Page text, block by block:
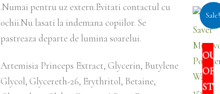
.Numai pentru uz extern.Evitati contactul cu
ochii.Nu lasati la indemana copiilor. Se
pastreaza departe de lumina soarelui.
Artemisia Princeps Extract, Glycerin, Butylene
Glycol, Glycereth-26, Erythritol, Betaine,
Sale!
OUT
OF
Prețul
inițial
a
fost:
111,00 lei.